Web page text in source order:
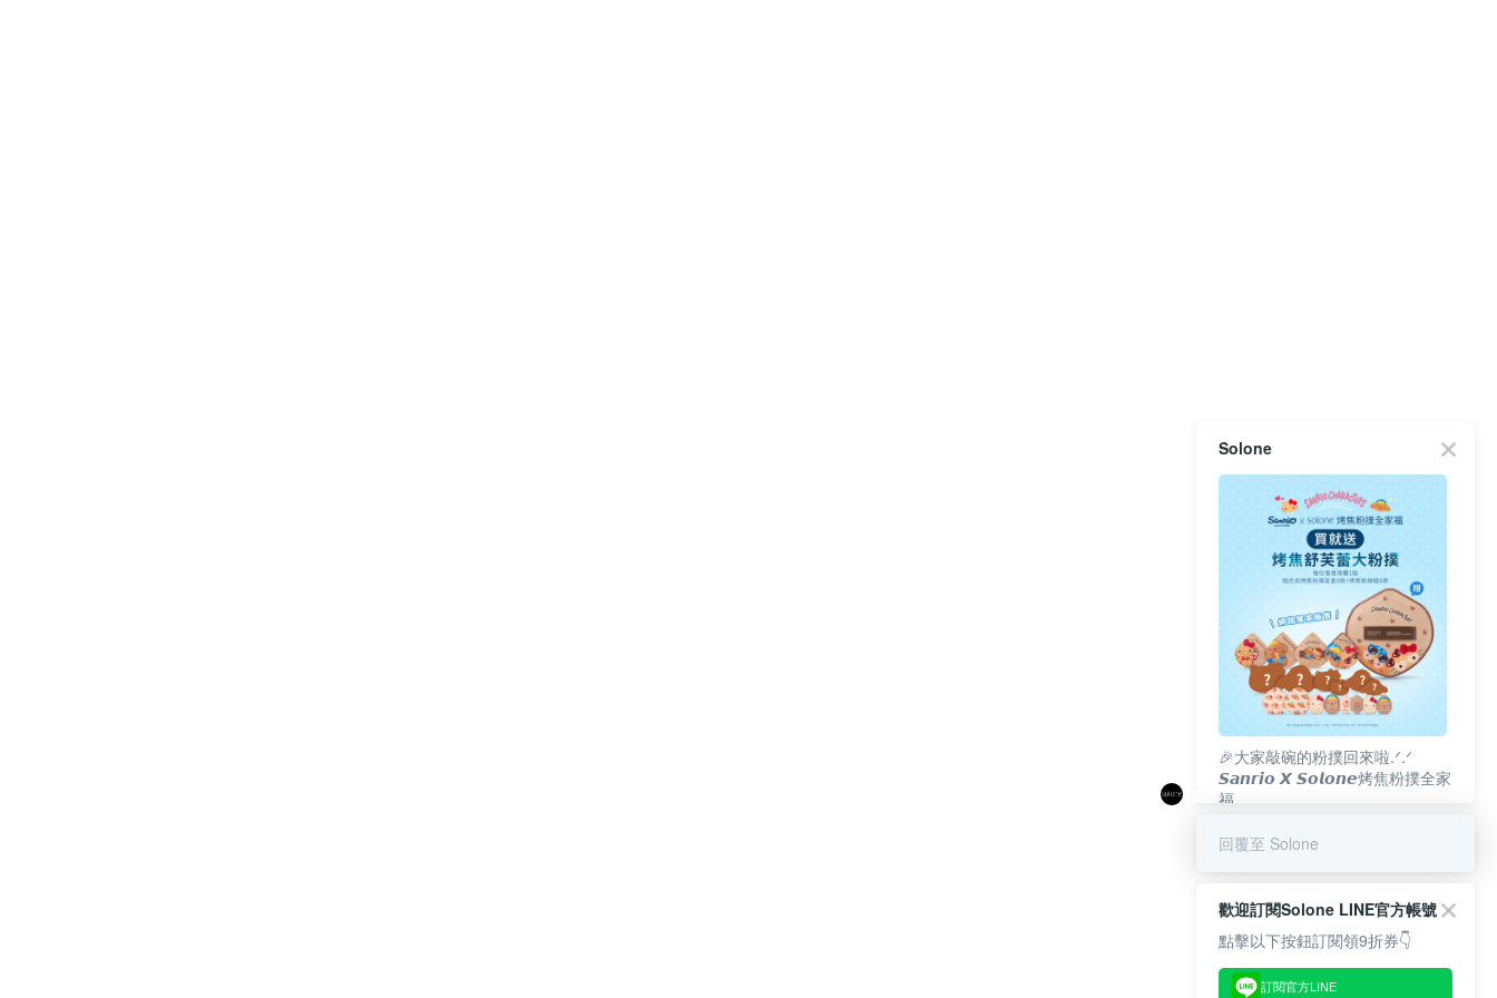
Solone
🎉大家敲碗的粉撲回來啦.ᐟ‪‪.ᐟ
𝙎𝙖𝙣𝙧𝙞𝙤 𝙓 𝙎𝙤𝙡𝙤𝙣𝙚烤焦粉撲全家
福
回覆至 Solone
歡迎訂閱Solone LINE官方帳號
點擊以下按鈕訂閱領9折券👇
訂閱官方LINE